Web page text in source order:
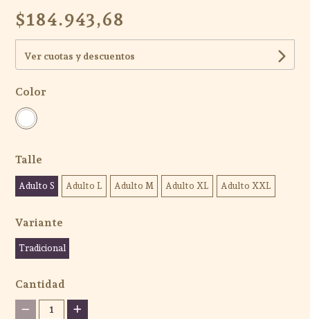
$184.943,68
Ver cuotas y descuentos
Color
Talle
Adulto S Adulto L Adulto M Adulto XL Adulto XXL
Variante
Tradicional
Cantidad
1